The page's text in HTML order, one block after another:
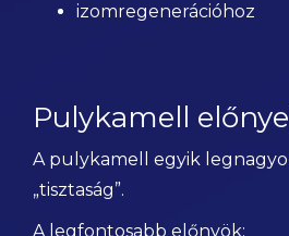
izomregenerációhoz
Pulykamell
A pulykamell egyik
„tisztaság”.
A legfontosabb előnyök: